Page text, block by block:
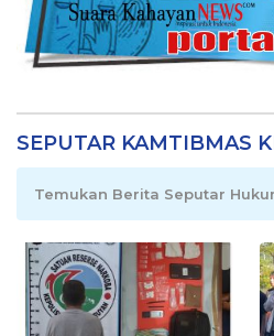
SEPUTAR KAMTIBMAS
Temukan Berita Seputar